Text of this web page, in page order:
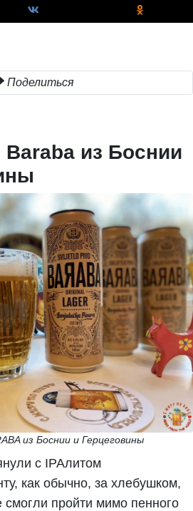
Поделиться
из Боснии
из Боснии и Герцеговины
с IPAлитом
как обычно, за хлебушком,
смогли пройти мимо пенного